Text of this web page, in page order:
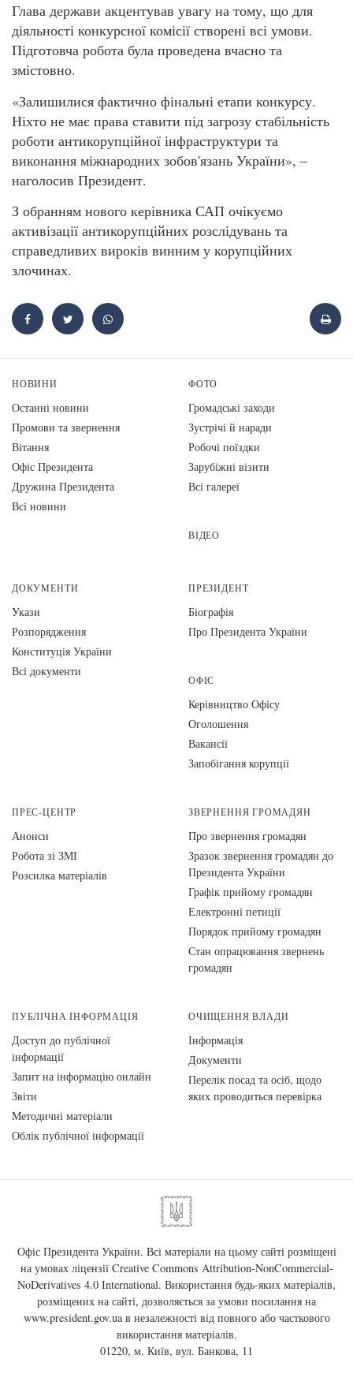
Глава держави акцентував увагу на тому, що для
діяльності конкурсної комісії створені всі умови.
Підготовча робота була проведена вчасно та
змістовно.
«Залишилися фактично фінальні етапи конкурсу.
Ніхто не має права ставити під загрозу стабільність
роботи антикорупційної інфраструктури та
виконання міжнародних зобов'язань України», –
наголосив Президент.
З обранням нового керівника САП очікуємо
активізації антикорупційних розслідувань та
справедливих вироків винним у корупційних
злочинах.
НОВИНИ
Останні новини
Промови та звернення
Вiтання
Офіс Президента
Дружина Президента
Всі новини
ФОТО
Громадські заходи
Зустрічі й наради
Робочі поїздки
Зарубіжні візити
Всі галереї
ВІДЕО
ДОКУМЕНТИ
Укази
Розпорядження
Конституція України
Всі документи
ПРЕЗИДЕНТ
Біографія
Про Президента України
ОФІС
Керівництво Офісу
Оголошення
Вакансії
Запобігання корупції
ПРЕС-ЦЕНТР
Анонси
Робота зі ЗМІ
Розсилка матеріалів
ЗВЕРНЕННЯ ГРОМАДЯН
Про звернення громадян
Зразок звернення громадян до
Президента України
Графік прийому громадян
Електронні петиції
Порядок прийому громадян
Стан опрацювання звернень
громадян
ПУБЛІЧНА ІНФОРМАЦІЯ
Доступ до публічної
інформації
Запит на інформацію онлайн
Звіти
Методичні матеріали
Облік публічної інформації
ОЧИЩЕННЯ ВЛАДИ
Інформація
Документи
Перелік посад та осіб, щодо
яких проводиться перевірка
Офіс Президента України. Всі матеріали на цьому сайті розміщені
на умовах ліцензії Creative Commons Attribution-NonCommercial-
NoDerivatives 4.0 International. Використання будь-яких матеріалів,
розміщених на сайті, дозволяється за умови посилання на
www.president.gov.uaв незалежності від повного або часткового
використання матеріалів.
01220, м. Київ, вул. Банкова, 11